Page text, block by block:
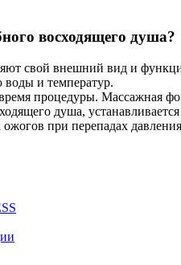
восходящего душа?
свой внешний вид и
и температур.
процедуры. Массажная
душа,
при перепадах